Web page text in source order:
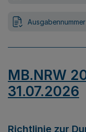
Ausgabennummer
MB.NRW
31.07.2026
Richtlinie zur